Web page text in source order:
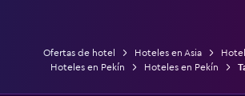
Ofertas de hotel Hoteles en Asia
Hoteles en Pekín
Hoteles en Pekín